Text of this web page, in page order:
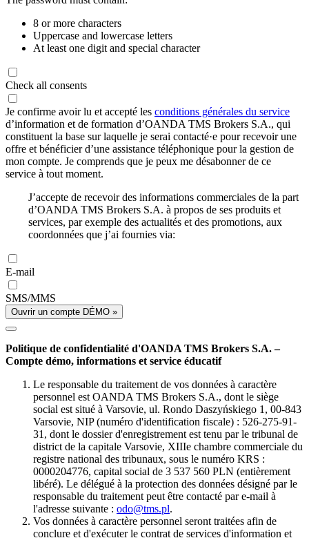
8 or more characters
Uppercase and lowercase letters
At least one digit and special character
Check all consents
Je confirme avoir lu et accepté les conditions générales du service
d’information et de formation d’OANDA TMS Brokers S.A., qui
constituent la base sur laquelle je serai contacté·e pour recevoir une
offre et bénéficier d’une assistance téléphonique pour la gestion de
mon compte. Je comprends que je peux me désabonner de ce
service à tout moment.
J’accepte de recevoir des informations commerciales de la part
d’OANDA TMS Brokers S.A. à propos de ses produits et
services, par exemple des actualités et des promotions, aux
coordonnées que j’ai fournies via:
E-mail
SMS/MMS
Ouvrir un compte DÉMO »
Politique de confidentialité d'OANDA TMS Brokers S.A. –
Compte démo, informations et service éducatif
Le responsable du traitement de vos données à caractère
personnel est OANDA TMS Brokers S.A., dont le siège
social est situé à Varsovie, ul. Rondo Daszyńskiego 1, 00-843
Varsovie, NIP (numéro d'identification fiscale) : 526-275-91-
31, dont le dossier d'enregistrement est tenu par le tribunal de
district de la capitale Varsovie, XIIIe chambre commerciale du
registre national des tribunaux, sous le numéro KRS :
0000204776, capital social de 3 537 560 PLN (entièrement
libéré). Le délégué à la protection des données désigné par le
responsable du traitement peut être contacté par e-mail à
l'adresse suivante : odo@tms.pl.
Vos données à caractère personnel seront traitées afin de
conclure et d'exécuter le contrat de services d'information et